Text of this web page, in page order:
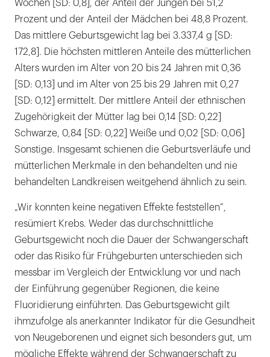
Wochen [SD: 0,8], der Anteil der Jungen bei 51,2
Prozent und der Anteil der Mädchen bei 48,8 Prozent.
Das mittlere Geburtsgewicht lag bei 3.337,4 g [SD:
172,8]. Die höchsten mittleren Anteile des mütterlichen
Alters wurden im Alter von 20 bis 24 Jahren mit 0,36
[SD: 0,13] und im Alter von 25 bis 29 Jahren mit 0,27
[SD: 0,12] ermittelt. Der mittlere Anteil der ethnischen
Zugehörigkeit der Mütter lag bei 0,14 [SD: 0,22]
Schwarze, 0,84 [SD: 0,22] Weiße und 0,02 [SD: 0,06]
Sonstige. Insgesamt schienen die Geburtsverläufe und
mütterlichen Merkmale in den behandelten und nie
behandelten Landkreisen weitgehend ähnlich zu sein.
„Wir konnten keine negativen Effekte feststellen“,
resümiert Krebs. Weder das durchschnittliche
Geburtsgewicht noch die Dauer der Schwangerschaft
oder das Risiko für Frühgeburten unterschieden sich
messbar im Vergleich der Entwicklung vor und nach
der Einführung gegenüber Regionen, die keine
Fluoridierung einführten. Das Geburtsgewicht gilt
ihmzufolge als anerkannter Indikator für die Gesundheit
von Neugeborenen und eignet sich besonders gut, um
mögliche Effekte während der Schwangerschaft zu